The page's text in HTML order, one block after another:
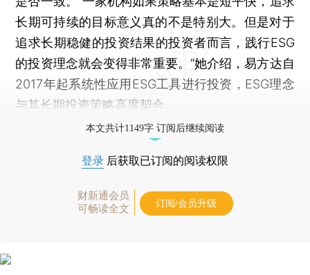
长期可持续的目标意义真的不是特别大。但是对于
追求长期稳健的投资结果的投资者而言，践行ESG
的投资理念就会变得非常重要。”她介绍，易方达自
2017年起系统性应用ESG工具进行投资，ESG理念
与其长期投资策略高度契合。
本文共计1149字 订阅后继续阅读
登录 后获取已订阅的阅读权限
财新通会员
可畅读全文
订阅/会员升级